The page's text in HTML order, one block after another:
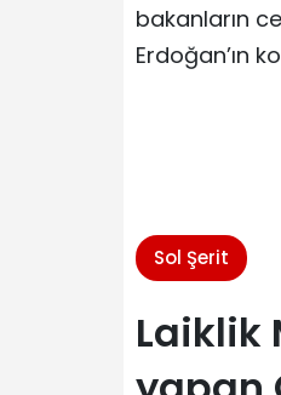
bakanların
Erdoğan’ın
Sol Şerit
Laiklik